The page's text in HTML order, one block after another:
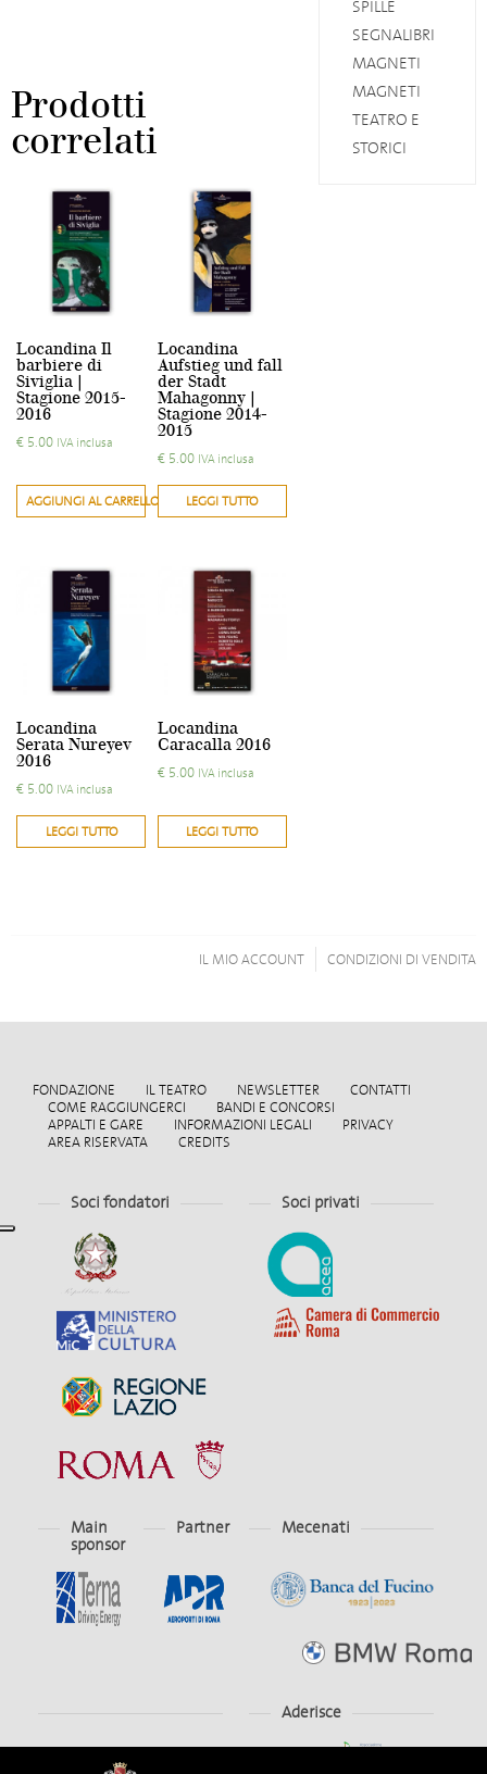
Prodotti
correlati
Locandina Il
barbiere di
Siviglia |
Stagione 2015-
2016
€ 5.00 IVA inclusa
AGGIUNGI AL CARRELLO
Locandina
Aufstieg und fall
der Stadt
Mahagonny |
Stagione 2014-
2015
€5.00 IVA inclusa
LEGGI TUTTO
Locandina
Serata Nureyev
2016
€ 5.00 IVA inclusa
LEGGI TUTTO
Locandina
Caracalla 2016
€5.00 IVA inclusa
LEGGI TUTTO
SPILLE
SEGNALIBRI
MAGNETI
MAGNETI
TEATRO E
STORICI
CONDIZIONI DI VENDITA
IL MIO ACCOUNT
FONDAZIONE IL TEATRO NEWSLETTER
CONTATTI
COME RAGGIUNGERCI
BANDI E CONCORSI
APPALTI E GARE
INFORMAZIONI LEGALI
PRIVACY
AREA RISERVATA
CREDITS
Soci fondatori Soci privati
Main
sponsor
Partner Mecenati
Aderisce